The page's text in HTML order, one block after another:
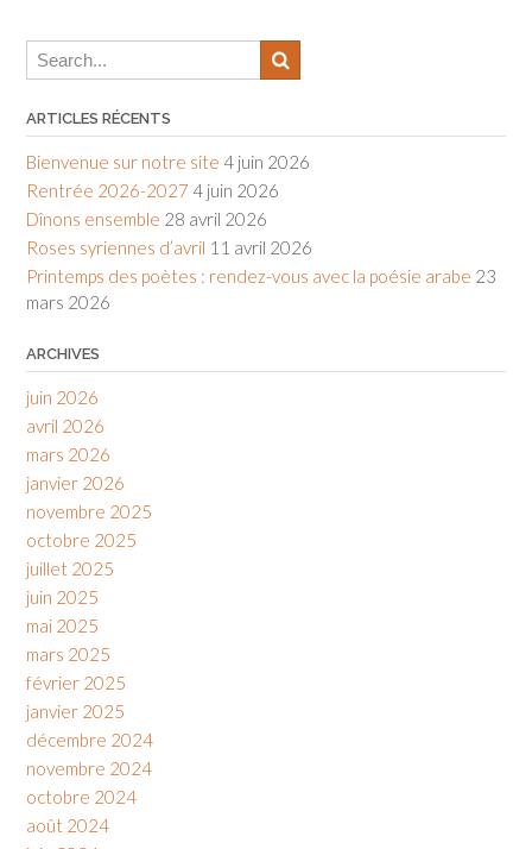
ARTICLES RÉCENTS
Bienvenue sur notre site 4 juin 2026
Rentrée 2026-2027 4 juin 2026
Dînons ensemble 28 avril 2026
Roses syriennes d’avril 11 avril 2026
Printemps des poètes : rendez-vous avec la poésie arabe 23
mars 2026
ARCHIVES
juin 2026
avril 2026
mars 2026
janvier 2026
novembre 2025
octobre 2025
juillet 2025
juin 2025
mai 2025
mars 2025
février 2025
janvier 2025
décembre 2024
novembre 2024
octobre 2024
août 2024